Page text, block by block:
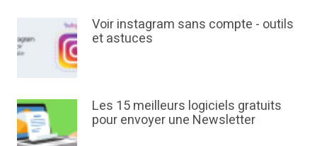
Voir instagram sans compte - outils
et astuces
Les 15 meilleurs logiciels gratuits
pour envoyer une Newsletter